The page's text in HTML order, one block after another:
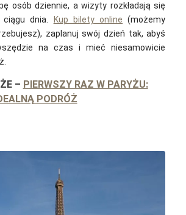
osób dziennie, a wizyty rozkładają się
ciągu dnia.
Kup bilety online (możemy
zaplanuj swój dzień tak, abyś
na czas i mieć niesamowicie
– PIERWSZY RAZ W PARYŻU:
PODRÓŻ